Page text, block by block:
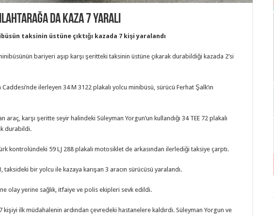
da kaza 7 yaralı
taksinin üstüne çıktığı kazada 7 kişi yaralandı
bariyeri aşıp karşı şeritteki taksinin üstüne çıkarak durabildiği kazada 2’si
ilerleyen 34 M 3122 plakalı yolcu minibüsü, sürücü Ferhat Şalk’ın
araç, karşı şeritte seyir halindeki Süleyman Yorgun’un kullandığı 34 TEE 72 plakalı
durabildi.
kontrolündeki 59 LJ 288 plakalı motosiklet de arkasından ilerlediği taksiye çarptı.
taksideki bir yolcu ile kazaya karışan 3 aracın sürücüsü yaralandı.
olay yerine sağlık, itfaiye ve polis ekipleri sevk edildi.
kişiyi ilk müdahalenin ardından çevredeki hastanelere kaldırdı. Süleyman Yorgun ve